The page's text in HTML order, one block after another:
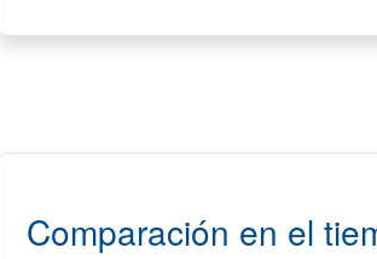
Comparación en el